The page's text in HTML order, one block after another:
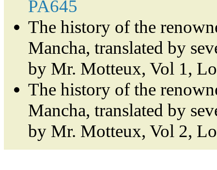
PA645
The history of the
Mancha, translated by
by Mr. Motteux, Vol 1,
The history of the
Mancha, translated by
by Mr. Motteux, Vol 2,